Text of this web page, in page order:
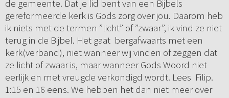
de gemeente. Dat je lid bent van een Bijbels
gereformeerde kerk is Gods zorg over jou. Daarom heb
ik niets met de termen ”licht” of ”zwaar”, ik vind ze niet
terug in de Bijbel. Het gaat bergafwaarts met een
kerk(verband), niet wanneer wij vinden of zeggen dat
ze licht of zwaar is, maar wanneer Gods Woord niet
eerlijk en met vreugde verkondigd wordt. Lees Filip.
1:15 en 16 eens. We hebben het dan niet meer over